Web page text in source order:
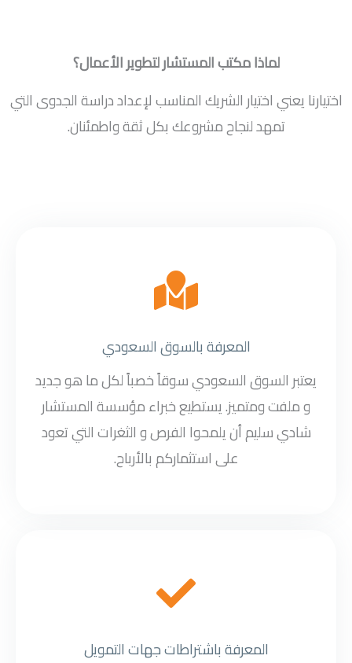
لماذا مكتب المستشار لتطوير الأعمال؟
اختيارنا يعني اختيار الشريك المناسب لإعداد دراسة الجدوى التي
تمهد لنجاح مشروعك بكل ثقة واطمئنان.
المعرفة بالسوق السعودي
يعتبر السوق السعودي سوقاً خصباً لكل ما هو جديد
و ملفت ومتميز. يستطيع خبراء مؤسسة المستشار
شادي سليم أن يلمحوا الفرص و الثغرات التي تعود
على استثماركم بالأرباح.
المعرفة باشتراطات جهات التمويل